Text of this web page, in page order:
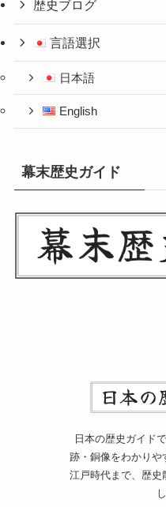
歴史ブログ
言語選択
日本語
English
幕末歴史ガイド
日本の歴史ガイド
跡・銅像をわかりや
江戸時代まで、歴史